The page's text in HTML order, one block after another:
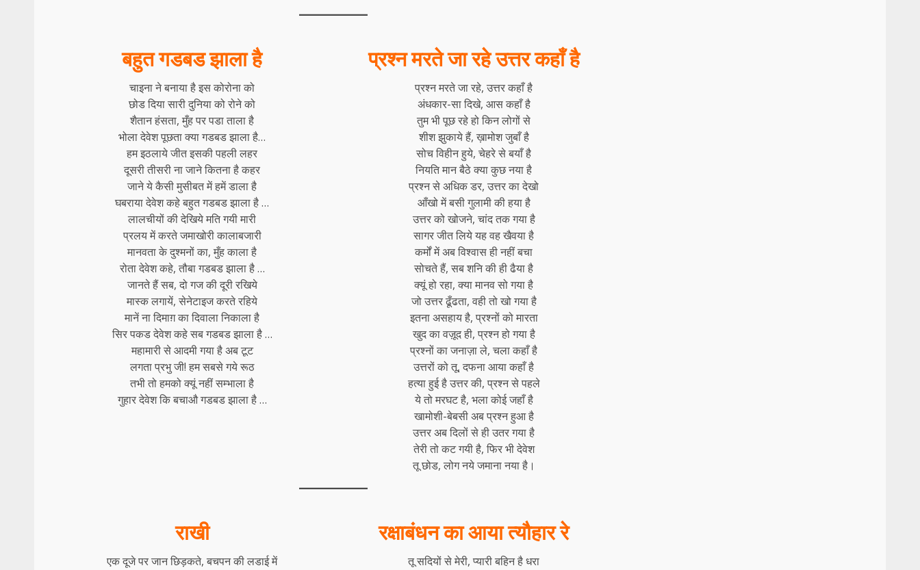
बहुत गडबड झाला है
चाइना ने बनाया है इस कोरोना को
छोड दिया सारी दुनिया को रोने को
शैतान हंसता, मुँह पर पडा ताला है
भोला देवेश पूछता क्या गडबड झाला है…
हम इठलाये जीत इसकी पहली लहर
दूसरी तीसरी ना जाने कितना है कहर
जाने ये कैसी मुसीबत में हमें डाला है
घबराया देवेश कहे बहुत गडबड झाला है …
लालचीयों की देखिये मति गयी मारी
प्रलय में करते जमाखोरी कालाबजारी
मानवता के दुश्मनों का, मुँह काला है
रोता देवेश कहे, तौबा गडबड झाला है …
जानते हैं सब, दो गज की दूरी रखिये
मास्क लगायें, सेनेटाइज करते रहिये
मानें ना दिमाग़ का दिवाला निकाला है
सिर पकड देवेश कहे सब गडबड झाला है …
महामारीसे आदमी गया है अब टूट
लगता प्रभु जी! हम सबसे गये रूठ
तभी तो हमको क्यूं नहीं सम्भाला है
गुहार देवेश कि बचाऔ गडबड झाला है …
प्रश्न मरते जा रहे उत्तर कहाँ है
प्रश्न मरते जा रहे, उत्तर कहाँ है
अंधकार-सा दिखे, आस कहाँ है
तुम भी पूछ रहे हो किन लोगों से
शीश झुकाये हैं, ख़ामोश जुबाँ है
सोच विहीन हुये, चेहरे से बयाँ है
नियति मान बैठे क्या कुछ नया है
प्रश्न से अधिक डर, उत्तर का देखो
आँखो में बसी गुलामी की हया है
उत्तर को खोजने, चांद तक गया है
सागर जीत लिये यह वह खैवया है
कर्मों में अब विश्वास ही नहीं बचा
सोचते हैं, सब शनि की ही ढैया है
क्यूं हो रहा, क्या मानव सो गया है
जो उत्तर ढूँढता, वही तो खो गया है
इतना असहाय है, प्रश्नों को मारता
खुद का वज़ूद ही, प्रश्न हो गया है
प्रश्नों का जनाज़ा ले, चला कहाँ है
उत्तरों को तू, दफना आया कहाँ है
हत्या हुई है उत्तर की, प्रश्न से पहले
ये तो मरघट है, भला कोई जहाँ है
खामोशी-बेबसी अब प्रश्न हुआ है
उत्तर अब दिलों से ही उतर गया है
तेरी तो कट गयी है, फिर भी देवेश
तू छोड, लोग नये जमाना नया है।
राखी
एक दूजे पर जान छिड़कते, बचपन की लडाई में
रक्षाबंधन का आया त्यौहार रे
तू सदियों से मेरी, प्यारी बहिन है धरा